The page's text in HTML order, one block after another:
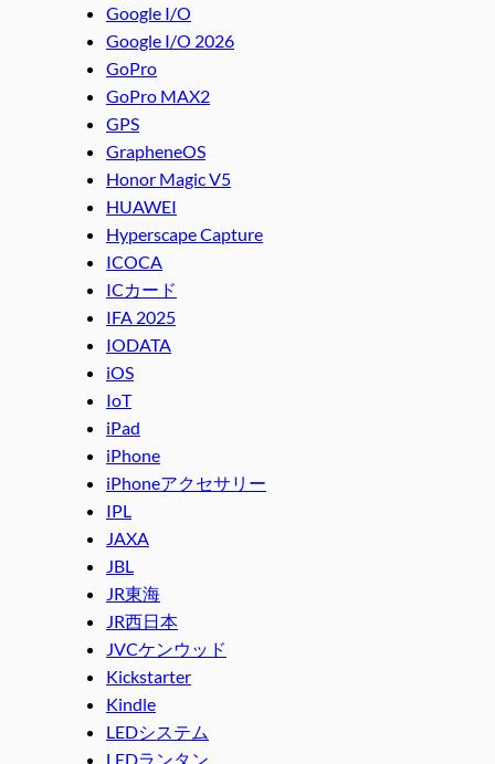
Google I/O
Google I/O 2026
GoPro
GoPro MAX2
GPS
GrapheneOS
Honor Magic V5
HUAWEI
Hyperscape Capture
ICOCA
ICカード
IFA 2025
IODATA
iOS
IoT
iPad
iPhone
iPhoneアクセサリー
IPL
JAXA
JBL
JR東海
JR西日本
JVCケンウッド
Kickstarter
Kindle
LEDシステム
LEDランタン